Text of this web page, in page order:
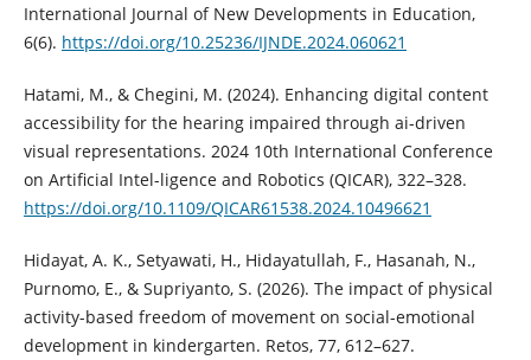
International Journal of New Developments in Education,
6(6). https://doi.org/10.25236/IJNDE.2024.060621
Hatami, M., & Chegini, M. (2024). Enhancing digital content
accessibility for the hearing impaired through ai-driven
visual representations. 2024 10th International Conference
on Artificial Intel-ligence and Robotics (QICAR), 322–328.
https://doi.org/10.1109/QICAR61538.2024.10496621
Hidayat, A. K., Setyawati, H., Hidayatullah, F., Hasanah, N.,
Purnomo, E., & Supriyanto, S. (2026). The impact of physical
activity-based freedom of movement on social-emotional
development in kindergarten. Retos, 77, 612–627.